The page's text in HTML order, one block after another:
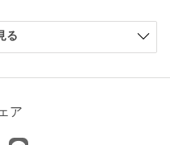
”
独自の採寸方法により採寸されています。
Sleeve length
る
ア